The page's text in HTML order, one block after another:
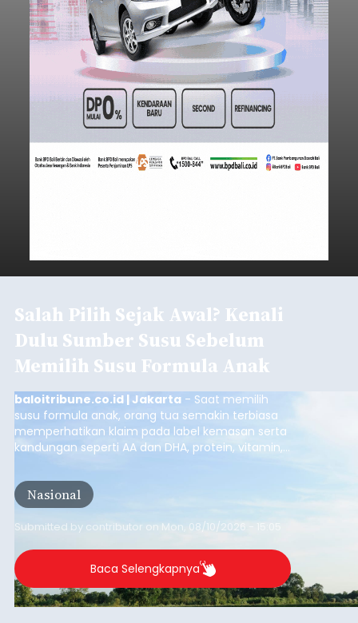
Salah Pilih Sejak Awal? Kenali
Dulu Sumber Susu Sebelum
Memilih Susu Formula Anak
baloitribune.co.id | Jakarta - Saat memilih
susu formula anak, orang tua semakin terbiasa
memperhatikan klaim pada label kemasan serta
kandungan seperti AA dan DHA, protein, vitamin,
yang belum banyak dicermati adalah dari mana
sumber susu yang digunakan.
Nasional
Submitted by contributor on Mon, 08/10/2026 - 15:05
Baca Selengkapnya